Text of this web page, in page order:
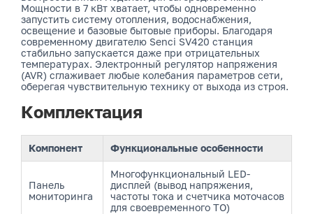
Мощности в 7 кВт хватает, чтобы одновременно
запустить систему отопления, водоснабжения,
освещение и базовые бытовые приборы. Благодаря
современному двигателю Senci SV420 станция
стабильно запускается даже при отрицательных
температурах. Электронный регулятор напряжения
(AVR) сглаживает любые колебания параметров сети,
оберегая чувствительную технику от выхода из строя.
Комплектация
Компонент Функциональные особенности
Панель
мониторинга
Многофункциональный LED-
дисплей (вывод напряжения,
частоты тока и счетчика моточасов
для своевременного ТО)